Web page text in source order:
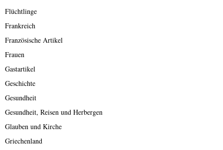
Flüchtlinge
Frankreich
Französische Artikel
Frauen
Gastartikel
Geschichte
Gesundheit
Gesundheit, Reisen und Herbergen
Glauben und Kirche
Griechenland